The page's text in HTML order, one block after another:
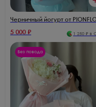
Черничный йогурт от
5 000 ₽ 1 250 ₽ в
Без повода